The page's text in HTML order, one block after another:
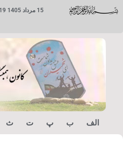
15 مرداد 1405 6:19 ق.ظ
الف ب پ ت ث